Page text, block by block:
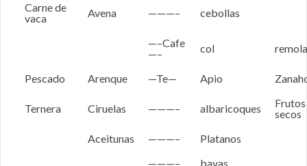
Carne de
vaca
Avena ———– cebollas
—–Cafe
—–
col
Pescado Arenque —Te— Apio
Ternera Ciruelas ———– albaricoques
Frutos
secos
Aceitunas
———–
Platanos
———–
bayas